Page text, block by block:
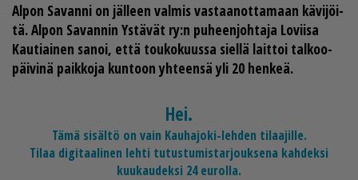
Al­pon Sa­van­ni on jäl­leen val­mis vas­taa­not­ta­maan kä­vi­jöi­
tä. Al­pon Sa­van­nin Ys­tä­vät ry:n pu­heen­joh­ta­ja Lo­vii­sa
Kau­ti­ai­nen sa­noi, et­tä tou­ko­kuus­sa siel­lä lait­toi tal­koo­
päi­vi­nä paik­ko­ja kun­toon yh­teen­sä yli 20 hen­keä.
Hei.
Tämä sisältö on vain Kauhajoki-lehden tilaajille.
Tilaa digitaalinen lehti tutustumistarjouksena kahdeksi
kuukaudeksi 24 eurolla.